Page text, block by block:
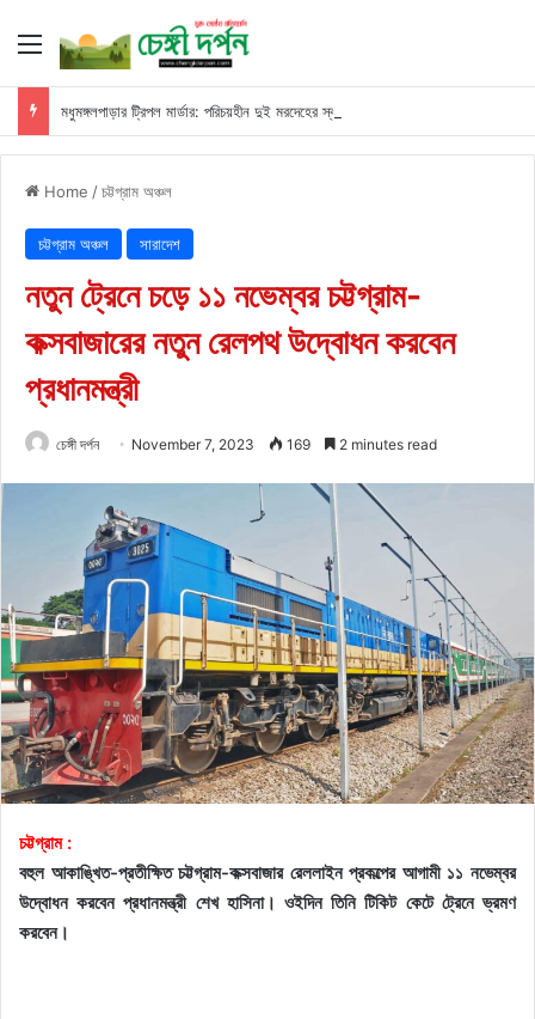
Menu
মধুমঙ্গলপাড়ার ট্রিপল মার্ডার: পরিচয়হীন দুই মরদেহের স্বজনের খোঁজ পুলিশের
Home /চট্টগ্রাম অঞ্চল
চট্টগ্রাম অঞ্চল সারাদেশ
নতুন ট্রেনে চড়ে ১১ নভেম্বর চট্টগ্রাম-
কক্সবাজারের নতুন রেলপথ উদ্বোধন করবেন
প্রধানমন্ত্রী
চেঙ্গী দর্পন November 7, 2023 169 2 minutes read
চট্টগ্রাম :
বহুল আকাঙ্খিত-প্রতীক্ষিত চট্টগ্রাম-কক্সবাজার রেললাইন প্রকল্পের আগামী ১১ নভেম্বর
উদ্বোধন করবেন প্রধানমন্ত্রী শেখ হাসিনা। ওইদিন তিনি টিকিট কেটে ট্রেনে ভ্রমণ
করবেন।